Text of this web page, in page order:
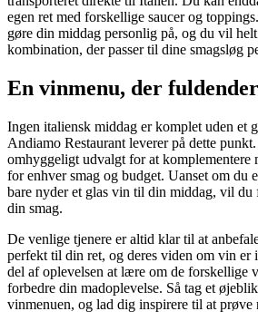
egen ret med forskellige saucer og
gøre din middag personlig på, og du vil
kombination, der passer til dine smagsløg
En vinmenu, der
Ingen italiensk middag er komplet uden et
Andiamo Restaurant leverer på dette
omhyggeligt udvalgt for at komplementere
for enhver smag og budget. Uanset om du
bare nyder et glas vin til din middag, vil du
din smag.
De venlige tjenere er altid klar til at
perfekt til din ret, og deres viden om vin er
del af oplevelsen at lære om de forskellige
forbedre din madoplevelse. Så tag et
vinmenuen, og lad dig inspirere til at prøve